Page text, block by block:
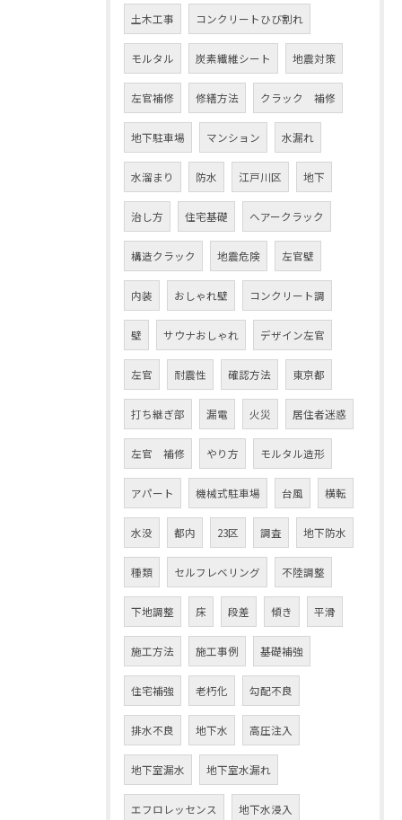
土木工事 コンクリートひび割れ
モルタル 炭素繊維シート 地震対策
左官補修 修繕方法 クラック 補修
地下駐車場 マンション 水漏れ
水溜まり 防水 江戸川区 地下
治し方 住宅基礎 ヘアークラック
構造クラック 地震危険 左官壁
内装 おしゃれ壁 コンクリート調
壁 サウナおしゃれ デザイン左官
左官 耐震性 確認方法 東京都
打ち継ぎ部 漏電 火災 居住者迷惑
左官 補修 やり方 モルタル造形
アパート 機械式駐車場 台風 横転
水没 都内 23区 調査 地下防水
種類 セルフレベリング 不陸調整
下地調整 床 段差 傾き 平滑
施工方法 施工事例 基礎補強
住宅補強 老朽化 勾配不良
排水不良 地下水 高圧注入
地下室漏水 地下室水漏れ
エフロレッセンス 地下水浸入